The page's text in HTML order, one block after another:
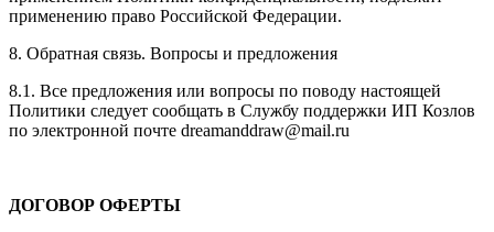
применению право Российской Федерации.
8. Обратная связь. Вопросы и предложения
8.1. Все предложения или вопросы по поводу настоящей
Политики следует сообщать в Службу поддержки ИП Козлов
по электронной почте dreamanddraw@mail.ru
ДОГОВОР ОФЕРТЫ